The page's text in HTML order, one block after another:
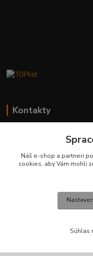
Kontakty
0902 180
Po-Čt 7.00 -
Vytvorené
Náš e-shop a partneri
cookies, aby Vám mohli
Súhlas